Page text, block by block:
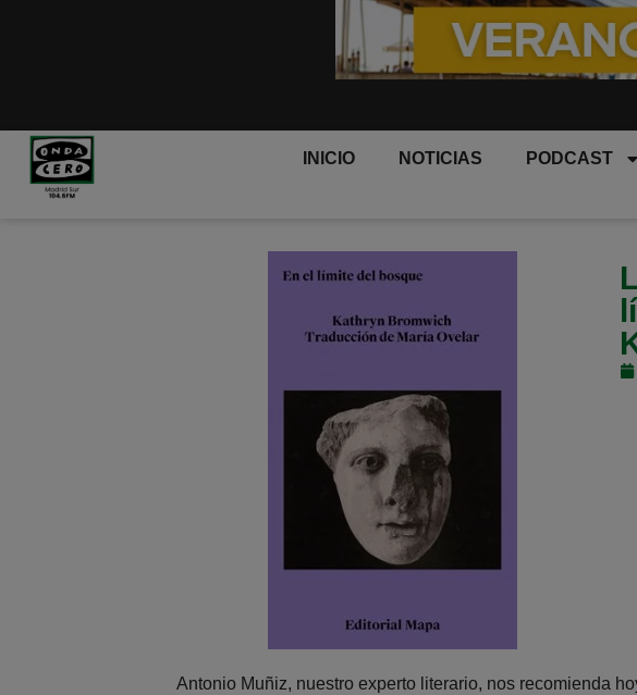
INICIO NOTICIAS PODCAST
Antonio Muñiz, nuestro experto literario, nos recomienda